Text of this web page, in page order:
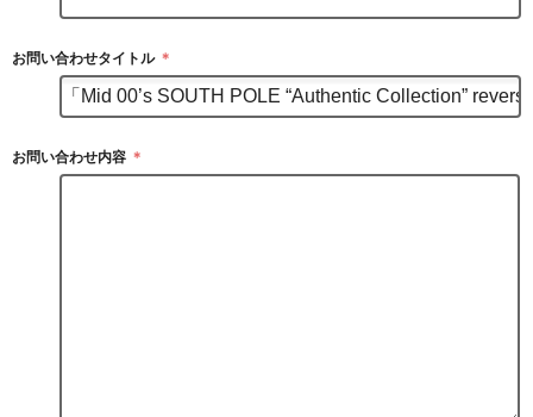
お問い合わせタイトル ＊
お問い合わせ内容 ＊